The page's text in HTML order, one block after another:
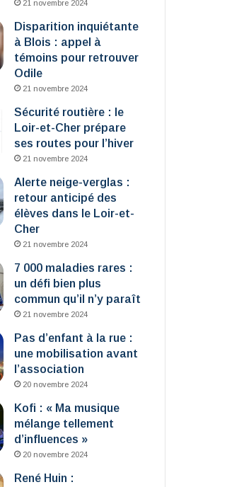
21 novembre 2024
Disparition inquiétante
à Blois : appel à
témoins pour retrouver
Odile
21 novembre 2024
Sécurité routière : le
Loir-et-Cher prépare
ses routes pour l’hiver
21 novembre 2024
Alerte neige-verglas :
retour anticipé des
élèves dans le Loir-et-
Cher
21 novembre 2024
7 000 maladies rares :
un défi bien plus
commun qu’il n’y paraît
21 novembre 2024
Pas d’enfant à la rue :
une mobilisation avant
l’association
20 novembre 2024
Kofi : « Ma musique
mélange tellement
d’influences »
20 novembre 2024
René Huin :